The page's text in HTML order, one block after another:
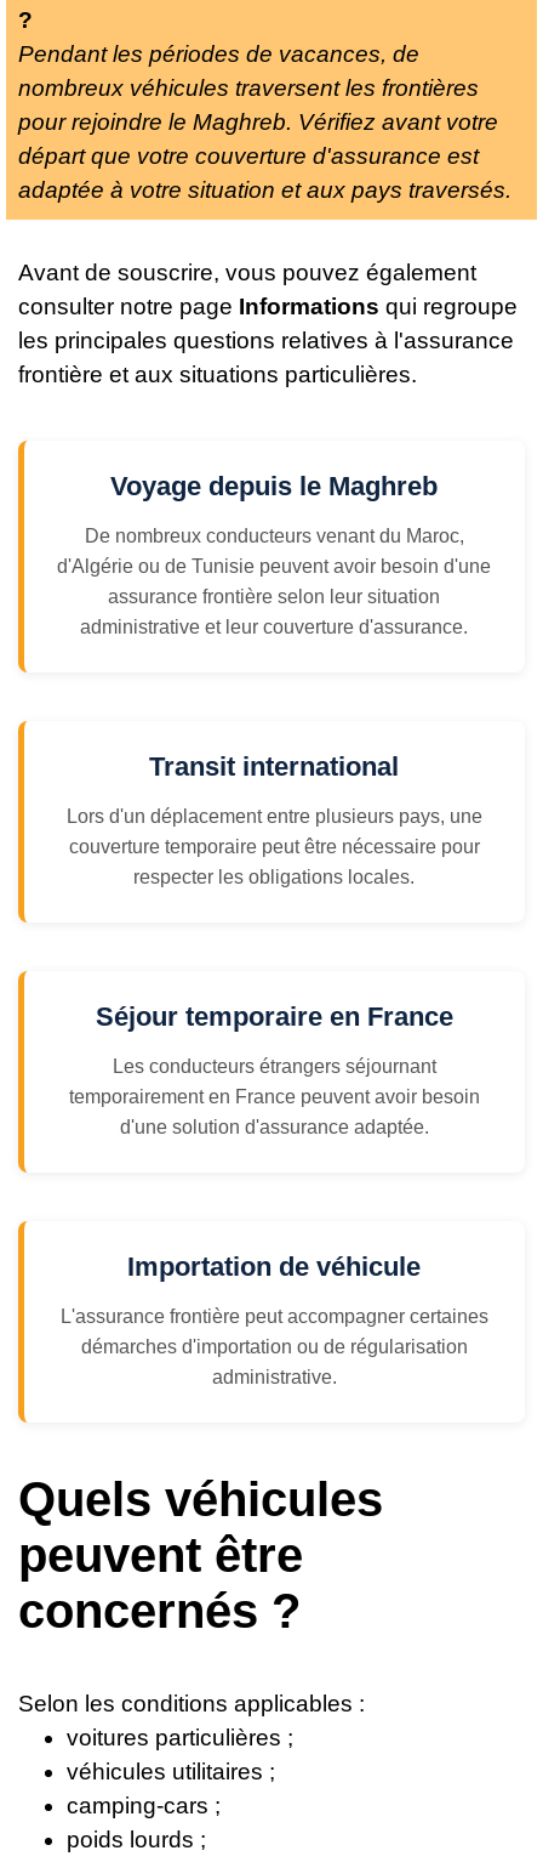
?
Pendant les périodes de vacances, de
nombreux véhicules traversent les frontières
pour rejoindre le Maghreb. Vérifiez avant votre
départ que votre couverture d'assurance est
adaptée à votre situation et aux pays traversés.
Avant de souscrire, vous pouvez également
consulter notre page Informations qui regroupe
les principales questions relatives à l'assurance
frontière et aux situations particulières.
Voyage depuis le Maghreb
De nombreux conducteurs venant du Maroc,
d'Algérie ou de Tunisie peuvent avoir besoin d'une
assurance frontière selon leur situation
administrative et leur couverture d'assurance.
Transit international
Lors d'un déplacement entre plusieurs pays, une
couverture temporaire peut être nécessaire pour
respecter les obligations locales.
Séjour temporaire en France
Les conducteurs étrangers séjournant
temporairement en France peuvent avoir besoin
d'une solution d'assurance adaptée.
Importation de véhicule
L'assurance frontière peut accompagner certaines
démarches d'importation ou de régularisation
administrative.
Quels véhicules
peuvent être
concernés ?
Selon les conditions applicables :
voitures particulières ;
véhicules utilitaires ;
camping-cars ;
poids lourds ;